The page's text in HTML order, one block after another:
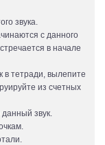
звука.
с данного
в начале
в тетради, вылепите
из счетных
звук.